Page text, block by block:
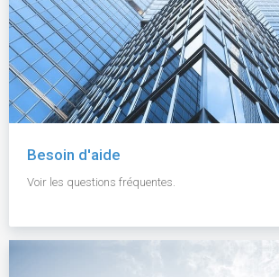
Besoin d'aide
Voir les questions fréquentes.